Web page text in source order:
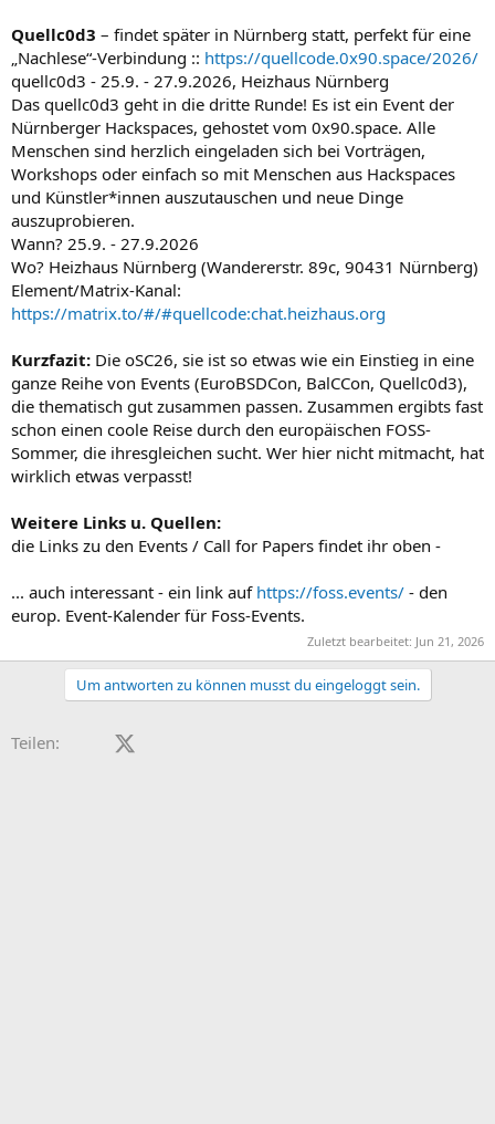
Quellc0d3 – findet später in Nürnberg statt, perfekt für eine
„Nachlese“-Verbindung :: https://quellcode.0x90.space/2026/
quellc0d3 - 25.9. - 27.9.2026, Heizhaus Nürnberg
Das quellc0d3 geht in die dritte Runde! Es ist ein Event der
Nürnberger Hackspaces, gehostet vom 0x90.space. Alle
Menschen sind herzlich eingeladen sich bei Vorträgen,
Workshops oder einfach so mit Menschen aus Hackspaces
und Künstler*innen auszutauschen und neue Dinge
auszuprobieren.
Wann? 25.9. - 27.9.2026
Wo? Heizhaus Nürnberg (Wandererstr. 89c, 90431 Nürnberg)
Element/Matrix-Kanal:
https://matrix.to/#/#quellcode:chat.heizhaus.org
Kurzfazit: Die oSC26, sie ist so etwas wie ein Einstieg in eine
ganze Reihe von Events (EuroBSDCon, BalCCon, Quellc0d3),
die thematisch gut zusammen passen. Zusammen ergibts fast
schon einen coole Reise durch den europäischen FOSS-
Sommer, die ihresgleichen sucht. Wer hier nicht mitmacht, hat
wirklich etwas verpasst!
Weitere Links u. Quellen:
die Links zu den Events / Call for Papers findet ihr oben -
... auch interessant - ein link auf https://foss.events/ - den
europ. Event-Kalender für Foss-Events.
Zuletzt bearbeitet: Jun 21, 2026
Um antworten zu können musst du eingeloggt sein.
Teilen: Facebook